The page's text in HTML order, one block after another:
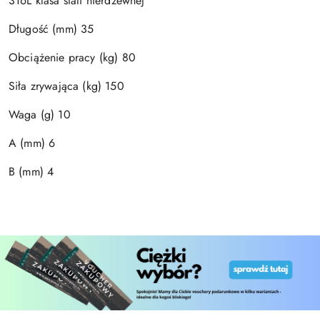
Długość (mm) 35
Obciążenie pracy (kg) 80
Siła zrywająca (kg) 150
Waga (g) 10
A (mm) 6
B (mm) 4